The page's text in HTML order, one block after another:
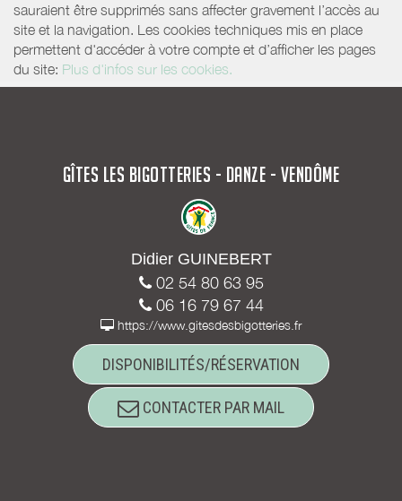
sauraient être supprimés sans affecter gravement l’accès au
site et la navigation. Les cookies techniques mis en place
permettent d'accéder à votre compte et d’afficher les pages
du site: Plus d'infos sur les cookies.
GÎTES LES BIGOTTERIES - DANZE - VENDÔME
Didier GUINEBERT
02 54 80 63 95
06 16 79 67 44
https://www.gitesdesbigotteries.fr
DISPONIBILITÉS/RÉSERVATION
CONTACTER PAR MAIL